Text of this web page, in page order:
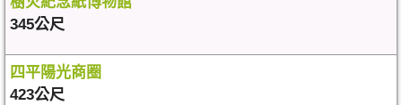
345公尺
四平陽光商圈
423公尺